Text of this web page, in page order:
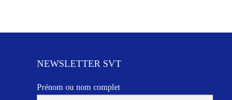
NEWSLETTER SVT
Prénom ou nom complet